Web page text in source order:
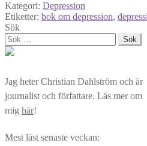
Kategori: Depression
Etiketter: bok om depression,
Sök
Sök
efter:
Jag heter Christian Dahlström och är
journalist och författare. Läs mer om
mig här!
Mest läst senaste veckan: